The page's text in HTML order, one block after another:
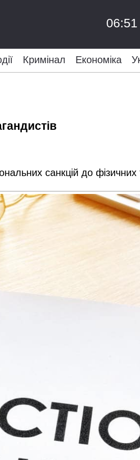
06:51
Кримінал Економіка
санкцій до